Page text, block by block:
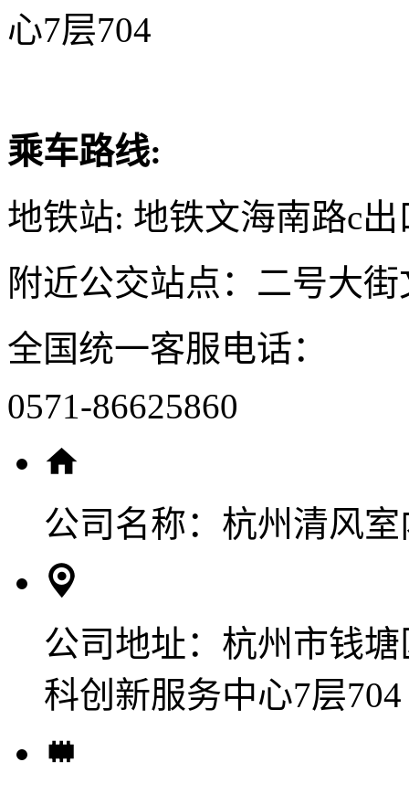
心7层704
乘车路线:
地铁站: 地铁文海南路c出
附近公交站点：二号大
全国统一客服电话：
0571-86625860
公司名称： 杭州清风
公司地址： 杭州市钱
科创新服务中心7层704